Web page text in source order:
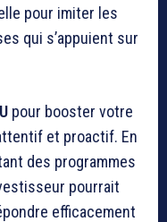
pour imiter les
qui s’appuient sur
pour booster votre
et proactif. En
des programmes
pourrait
efficacement